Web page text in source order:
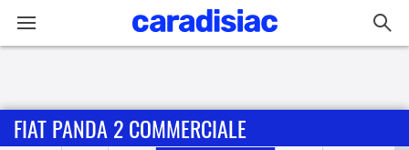
Accueil
FIAT PANDA 2 COMMERCIALE